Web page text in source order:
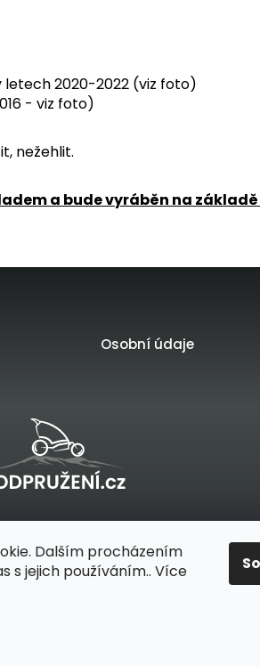
Dalším procházením
s jejich používáním.. Více
letech 2020-2022 (viz foto)
- viz foto)
nežehlit.
a bude vyráběn na
Osobní údaje